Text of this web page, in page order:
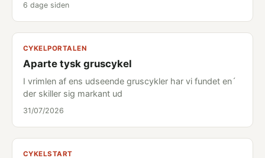
6 dage siden
CYKELPORTALEN
Aparte tysk gruscykel
I vrimlen af ens udseende gruscykler har vi fundet en´
der skiller sig markant ud
31/07/2026
CYKELSTART